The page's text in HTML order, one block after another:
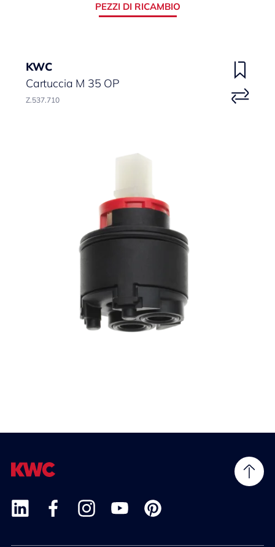
PEZZI DI RICAMBIO
KWC
Cartuccia M 35 OP
Z.537.710